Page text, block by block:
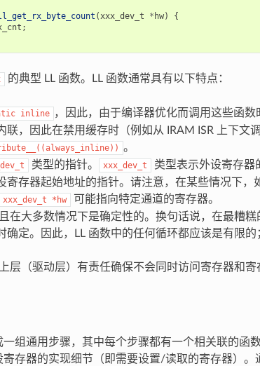
(xxx_dev_t * hw)
{
;
的典型 LL 函数。LL 函数通常具有以下特点：
inline ，因此，由于编译器优化而调用这些函数
联，因此在禁用缓存时（例如从 IRAM ISR 上下文
。
类型的指针。 xxx_dev_t
类型表示外设寄存器
寄存器起始地址的指针。请注意，在某些情况下，
xxx_dev_t *hw
可能指向特定通道的寄存器。
在大多数情况下是确定性的。换句话说，在最糟糕
确定。因此，LL 函数中的任何循环都应该是有限的
层（驱动层）有责任确保不会同时访问寄存器和寄
组通用步骤，其中每个步骤都有一个相关联的函
存器的实现细节（即需要设置/读取的寄存器）。